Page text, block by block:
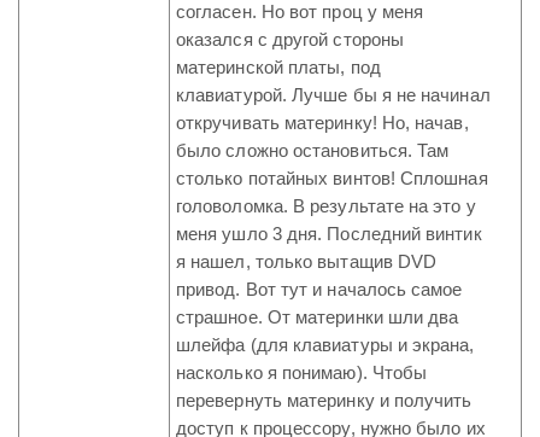
согласен. Но вот проц у меня
оказался с другой стороны
материнской платы, под
клавиатурой. Лучше бы я не начинал
откручивать материнку! Но, начав,
было сложно остановиться. Там
столько потайных винтов! Сплошная
головоломка. В результате на это у
меня ушло 3 дня. Последний винтик
я нашел, только вытащив DVD
привод. Вот тут и началось самое
страшное. От материнки шли два
шлейфа (для клавиатуры и экрана,
насколько я понимаю). Чтобы
перевернуть материнку и получить
доступ к процессору, нужно было их